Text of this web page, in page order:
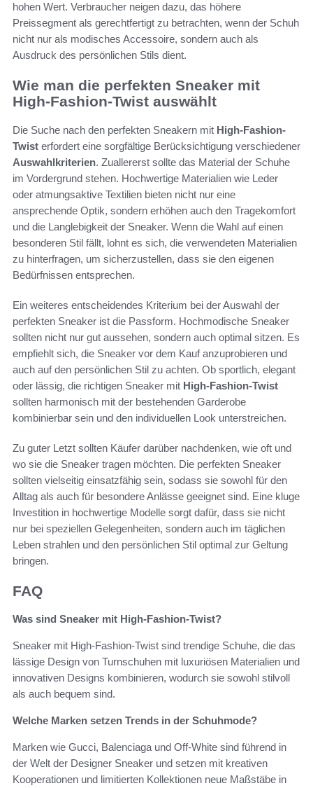
hohen Wert. Verbraucher neigen dazu, das höhere
Preissegment als gerechtfertigt zu betrachten, wenn der Schuh
nicht nur als modisches Accessoire, sondern auch als
Ausdruck des persönlichen Stils dient.
Wie man die perfekten Sneaker mit
High-Fashion-Twist auswählt
Die Suche nach den perfekten Sneakern mit High-Fashion-
Twist erfordert eine sorgfältige Berücksichtigung verschiedener
Auswahlkriterien. Zuallererst sollte das Material der Schuhe
im Vordergrund stehen. Hochwertige Materialien wie Leder
oder atmungsaktive Textilien bieten nicht nur eine
ansprechende Optik, sondern erhöhen auch den Tragekomfort
und die Langlebigkeit der Sneaker. Wenn die Wahl auf einen
besonderen Stil fällt, lohnt es sich, die verwendeten Materialien
zu hinterfragen, um sicherzustellen, dass sie den eigenen
Bedürfnissen entsprechen.
Ein weiteres entscheidendes Kriterium bei der Auswahl der
perfekten Sneaker ist die Passform. Hochmodische Sneaker
sollten nicht nur gut aussehen, sondern auch optimal sitzen. Es
empfiehlt sich, die Sneaker vor dem Kauf anzuprobieren und
auch auf den persönlichen Stil zu achten. Ob sportlich, elegant
oder lässig, die richtigen Sneaker mit High-Fashion-Twist
sollten harmonisch mit der bestehenden Garderobe
kombinierbar sein und den individuellen Look unterstreichen.
Zu guter Letzt sollten Käufer darüber nachdenken, wie oft und
wo sie die Sneaker tragen möchten. Die perfekten Sneaker
sollten vielseitig einsatzfähig sein, sodass sie sowohl für den
Alltag als auch für besondere Anlässe geeignet sind. Eine kluge
Investition in hochwertige Modelle sorgt dafür, dass sie nicht
nur bei speziellen Gelegenheiten, sondern auch im täglichen
Leben strahlen und den persönlichen Stil optimal zur Geltung
bringen.
FAQ
Was sind Sneaker mit High-Fashion-Twist?
Sneaker mit High-Fashion-Twist sind trendige Schuhe, die das
lässige Design von Turnschuhen mit luxuriösen Materialien und
innovativen Designs kombinieren, wodurch sie sowohl stilvoll
als auch bequem sind.
Welche Marken setzen Trends in der Schuhmode?
Marken wie Gucci, Balenciaga und Off-White sind führend in
der Welt der Designer Sneaker und setzen mit kreativen
Kooperationen und limitierten Kollektionen neue Maßstäbe in